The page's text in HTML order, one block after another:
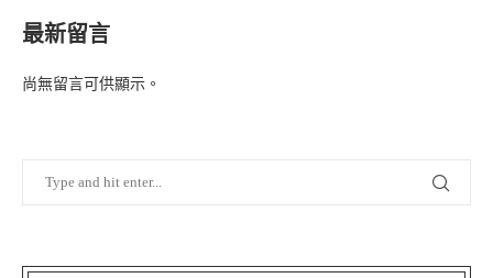
最新留言
尚無留言可供顯示。